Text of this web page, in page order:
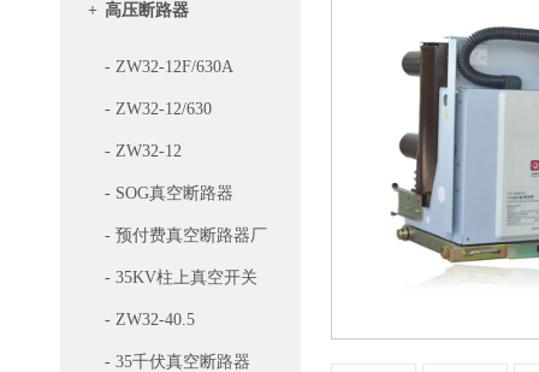
+ 高压断路器
- ZW32-12F/630A
- ZW32-12/630
- ZW32-12
- SOG真空断路器
- 预付费真空断路器厂
- 35KV柱上真空开关
- ZW32-40.5
- 35千伏真空断路器